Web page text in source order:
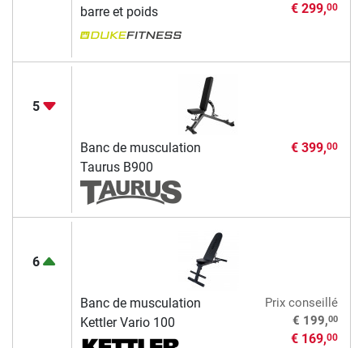
barre et poids
€ 299,00
5
Banc de musculation
Taurus B900
€ 399,00
6
Banc de musculation
Kettler Vario 100
Prix conseillé
€ 199,00
€ 169,00